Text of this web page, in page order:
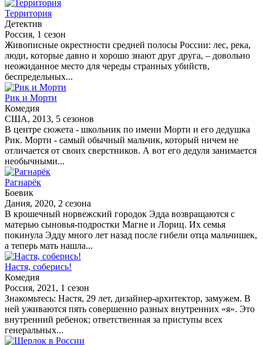
Территория
Детектив
Россия, 1 сезон
Живописные окрестности средней полосы России: лес, река,
люди, которые давно и хорошо знают друг друга, – довольно
неожиданное место для череды странных убийств,
беспредельных...
Рик и Морти
Комедия
США, 2013, 5 сезонов
В центре сюжета - школьник по имени Морти и его дедушка
Рик. Морти - самый обычный мальчик, который ничем не
отличается от своих сверстников. А вот его дедуля занимается
необычными...
Рагнарёк
Боевик
Дания, 2020, 2 сезона
В крошечный норвежский городок Эдда возвращаются с
матерью сыновья-подростки Магне и Лориц. Их семья
покинула Эдду много лет назад после гибели отца мальчишек,
а теперь мать нашла...
Настя, соберись!
Комедия
Россия, 2021, 1 сезон
Знакомьтесь: Настя, 29 лет, дизайнер-архитектор, замужем. В
ней уживаются пять совершенно разных внутренних «я». Это
внутренний ребенок; ответственная за приступы всех
генеральных...